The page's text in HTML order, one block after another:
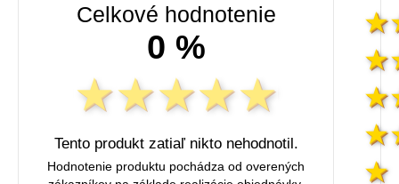
Celkové hodnotenie
0 %
Tento produkt zatiaľ nikto nehodnotil.
Hodnotenie produktu pochádza od overených